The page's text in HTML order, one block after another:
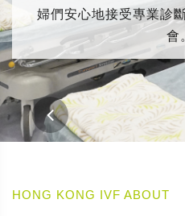
婦們安心地接受專業診
會
HONG KONG IVF ABOUT